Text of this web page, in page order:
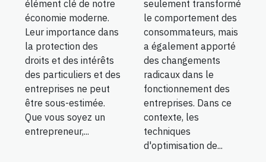
élément clé de notre
économie moderne.
Leur importance dans
la protection des
droits et des intérêts
des particuliers et des
entreprises ne peut
être sous-estimée.
Que vous soyez un
entrepreneur,...
seulement transformé
le comportement des
consommateurs, mais
a également apporté
des changements
radicaux dans le
fonctionnement des
entreprises. Dans ce
contexte, les
techniques
d'optimisation de...